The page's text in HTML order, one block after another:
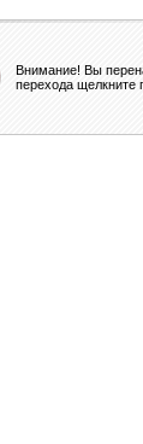
Внимание! Вы
перехода щелкните